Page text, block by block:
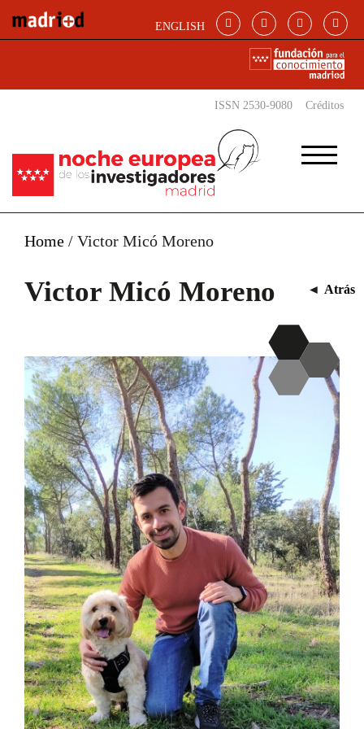
ENGLISH
ISSN 2530-9080 Créditos
Home / Victor Micó Moreno
Victor Micó Moreno ◄ Atrás